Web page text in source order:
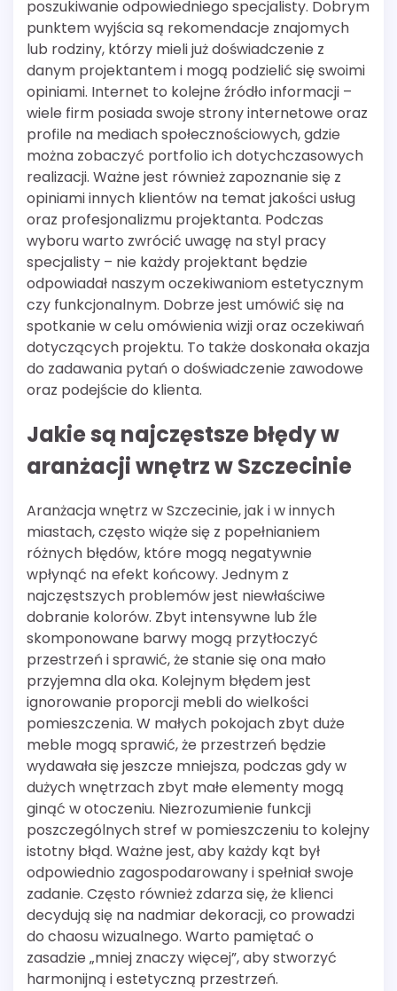
poszukiwanie odpowiedniego specjalisty. Dobrym
punktem wyjścia są rekomendacje znajomych
lub rodziny, którzy mieli już doświadczenie z
danym projektantem i mogą podzielić się swoimi
opiniami. Internet to kolejne źródło informacji –
wiele firm posiada swoje strony internetowe oraz
profile na mediach społecznościowych, gdzie
można zobaczyć portfolio ich dotychczasowych
realizacji. Ważne jest również zapoznanie się z
opiniami innych klientów na temat jakości usług
oraz profesjonalizmu projektanta. Podczas
wyboru warto zwrócić uwagę na styl pracy
specjalisty – nie każdy projektant będzie
odpowiadał naszym oczekiwaniom estetycznym
czy funkcjonalnym. Dobrze jest umówić się na
spotkanie w celu omówienia wizji oraz oczekiwań
dotyczących projektu. To także doskonała okazja
do zadawania pytań o doświadczenie zawodowe
oraz podejście do klienta.
Jakie są najczęstsze błędy w
aranżacji wnętrz w Szczecinie
Aranżacja wnętrz w Szczecinie, jak i w innych
miastach, często wiąże się z popełnianiem
różnych błędów, które mogą negatywnie
wpłynąć na efekt końcowy. Jednym z
najczęstszych problemów jest niewłaściwe
dobranie kolorów. Zbyt intensywne lub źle
skomponowane barwy mogą przytłoczyć
przestrzeń i sprawić, że stanie się ona mało
przyjemna dla oka. Kolejnym błędem jest
ignorowanie proporcji mebli do wielkości
pomieszczenia. W małych pokojach zbyt duże
meble mogą sprawić, że przestrzeń będzie
wydawała się jeszcze mniejsza, podczas gdy w
dużych wnętrzach zbyt małe elementy mogą
ginąć w otoczeniu. Niezrozumienie funkcji
poszczególnych stref w pomieszczeniu to kolejny
istotny błąd. Ważne jest, aby każdy kąt był
odpowiednio zagospodarowany i spełniał swoje
zadanie. Często również zdarza się, że klienci
decydują się na nadmiar dekoracji, co prowadzi
do chaosu wizualnego. Warto pamiętać o
zasadzie „mniej znaczy więcej”, aby stworzyć
harmonijną i estetyczną przestrzeń.